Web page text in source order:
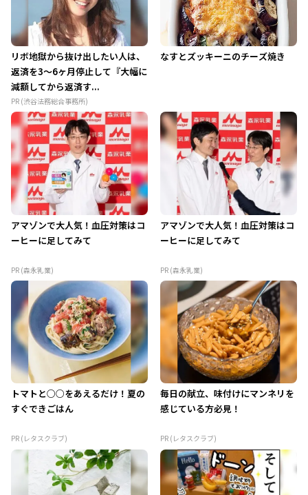
リボ地獄から抜け出したい人は、
返済を3～6ヶ月停止して『大幅に
減額してから返済す...
PR (渋谷法務総合事務所)
なすとズッキーニのチーズ焼き
アマゾンで大人気！血圧対策はコ
ーヒーに足してみて
PR (森永乳業)
アマゾンで大人気！血圧対策はコ
ーヒーに足してみて
PR (森永乳業)
トマトと○○をあえるだけ！夏の
すぐできごはん
PR (レタスクラブ)
毎日の献立、味付けにマンネリを
感じている方必見！
PR (レタスクラブ)